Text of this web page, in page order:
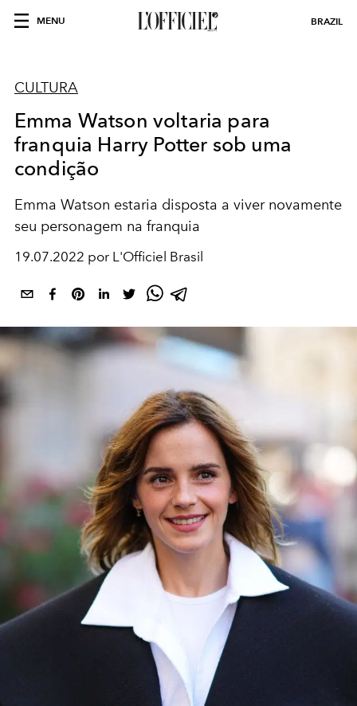
MENU BRAZIL
CULTURA
Emma Watson voltaria para
franquia Harry Potter sob uma
condição
Emma Watson estaria disposta a viver novamente
seu personagem na franquia
19.07.2022 por L'Officiel Brasil